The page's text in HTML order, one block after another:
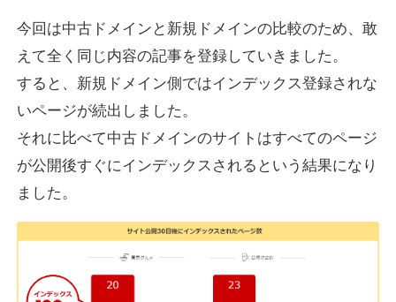
詳細を見る
詳細を見る
designcrave.com
ジャンル
DA38
今回は中古ドメインと新規ドメインの比較のため、敢
えて全く同じ内容の記事を登録していきました。
すると、新規ドメイン側ではインデックス登録されな
いページが続出しました。
それに比べて中古ドメインのサイトはすべてのページ
が公開後すぐにインデックスされるという結果になり
ました。